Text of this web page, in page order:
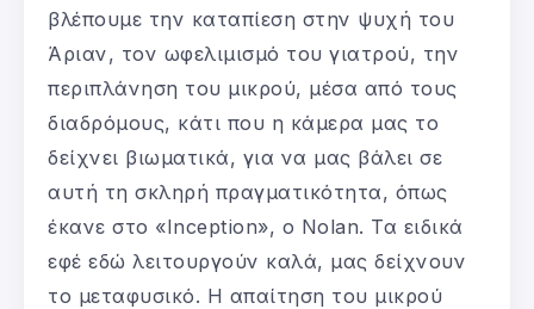
βλέπουμε την καταπίεση στην ψυχή του
Άριαν, τον ωφελιμισμό του γιατρού, την
περιπλάνηση του μικρού, μέσα από τους
διαδρόμους, κάτι που η κάμερα μας το
δείχνει βιωματικά, για να μας βάλει σε
αυτή τη σκληρή πραγματικότητα, όπως
έκανε στο «Inception», ο Nolan. Τα ειδικά
εφέ εδώ λειτουργούν καλά, μας δείχνουν
το μεταφυσικό. Η απαίτηση του μικρού